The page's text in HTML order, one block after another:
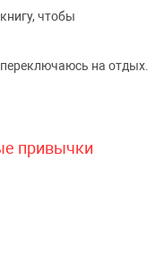
чтобы
на отдых.
привычки